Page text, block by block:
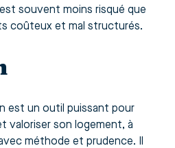
est souvent moins risqué que
coûteux et mal structurés.
est un outil puissant pour
valoriser son logement, à
méthode et prudence. Il